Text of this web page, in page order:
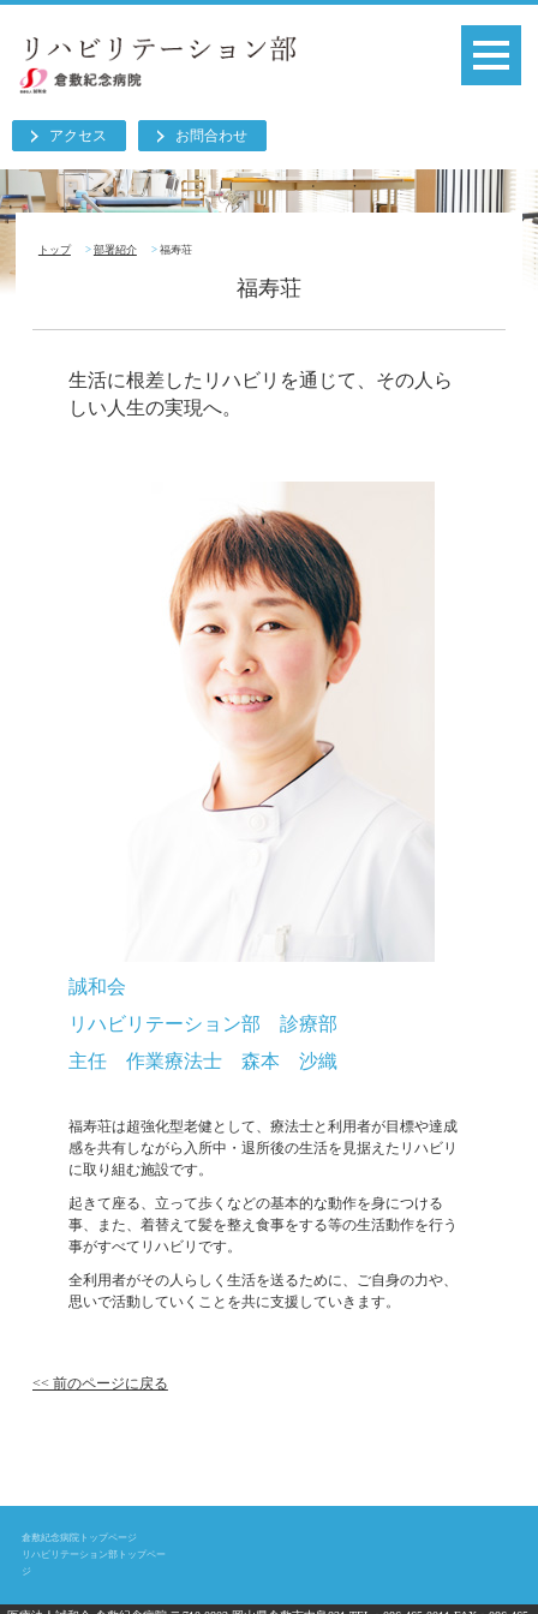
アクセス お問合わせ
トップ 部署紹介 福寿荘
福寿荘
生活に根差したリハビリを通じて、その人ら
しい人生の実現へ。
誠和会
リハビリテーション部 診療部
主任 作業療法士 森本 沙織
福寿荘は超強化型老健として、療法士と利用者が目標や達成
感を共有しながら入所中・退所後の生活を見据えたリハビリ
に取り組む施設です。
起きて座る、立って歩くなどの基本的な動作を身につける
事、また、着替えて髪を整え食事をする等の生活動作を行う
事がすべてリハビリです。
全利用者がその人らしく生活を送るために、ご自身の力や、
思いで活動していくことを共に支援していきます。
<< 前のページに戻る
倉敷紀念病院トップページ
リハビリテーション部トップペー
ジ